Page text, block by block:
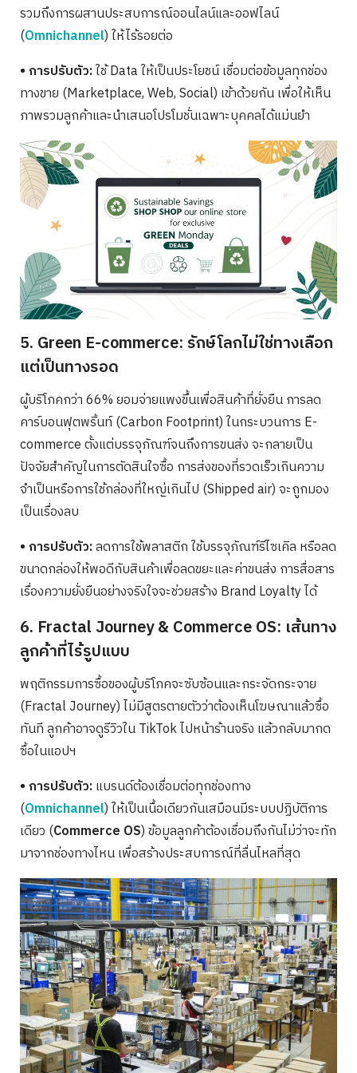
Search
for:
รวมถึงการผสานประสบการณ์ออนไลน์และออฟไลน์
(Omnichannel) ให้ไร้รอยต่อ
• การปรับตัว:ใช้ Data ให้เป็นประโยชน์ เชื่อมต่อข้อมูลทุกช่อง
ทางขาย (Marketplace, Web, Social) เข้าด้วยกัน เพื่อให้เห็น
ภาพรวมลูกค้าและนำเสนอโปรโมชั่นเฉพาะบุคคลได้แม่นยำ
5. Green E-commerce: รักษ์โลกไม่ใช่ทางเลือก
แต่เป็นทางรอด
ผู้บริโภคกว่า 66% ยอมจ่ายแพงขึ้นเพื่อสินค้าที่ยั่งยืน การลด
คาร์บอนฟุตพริ้นท์ (Carbon Footprint) ในกระบวนการ E-
commerce ตั้งแต่บรรจุภัณฑ์จนถึงการขนส่ง จะกลายเป็น
ปัจจัยสำคัญในการตัดสินใจซื้อ การส่งของที่รวดเร็วเกินความ
จำเป็นหรือการใช้กล่องที่ใหญ่เกินไป (Shipped air) จะถูกมอง
เป็นเรื่องลบ
• การปรับตัว:ลดการใช้พลาสติก ใช้บรรจุภัณฑ์รีไซเคิล หรือลด
ขนาดกล่องให้พอดีกับสินค้าเพื่อลดขยะและค่าขนส่ง การสื่อสาร
เรื่องความยั่งยืนอย่างจริงใจจะช่วยสร้าง Brand Loyalty ได้
6. Fractal Journey & Commerce OS: เส้นทาง
ลูกค้าที่ไร้รูปแบบ
พฤติกรรมการซื้อของผู้บริโภคจะซับซ้อนและกระจัดกระจาย
(Fractal Journey) ไม่มีสูตรตายตัวว่าต้องเห็นโฆษณาแล้วซื้อ
ทันที ลูกค้าอาจดูรีวิวใน TikTok ไปหน้าร้านจริง แล้วกลับมากด
ซื้อในแอปฯ
• การปรับตัว:แบรนด์ต้องเชื่อมต่อทุกช่องทาง
(Omnichannel) ให้เป็นเนื้อเดียวกันเสมือนมีระบบปฏิบัติการ
เดียว (Commerce OS) ข้อมูลลูกค้าต้องเชื่อมถึงกันไม่ว่าจะทัก
มาจากช่องทางไหน เพื่อสร้างประสบการณ์ที่ลื่นไหลที่สุด